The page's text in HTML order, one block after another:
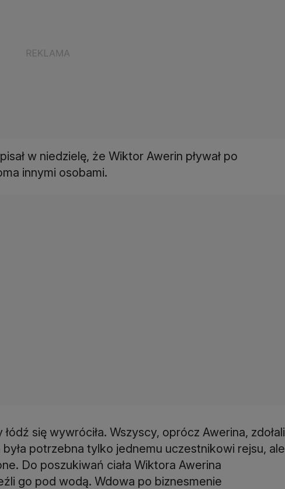
w niedzielę, że Wiktor Awerin pływał po
innymi osobami.
się wywróciła. Wszyscy, oprócz Awerina, zdołali
potrzebna tylko jednemu uczestnikowi rejsu, ale
Do poszukiwań ciała Wiktora Awerina
go pod wodą. Wdowa po biznesmenie